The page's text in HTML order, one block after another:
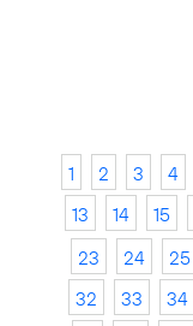
1 2 3 4
13
14 15
23
24 25
32
33 34